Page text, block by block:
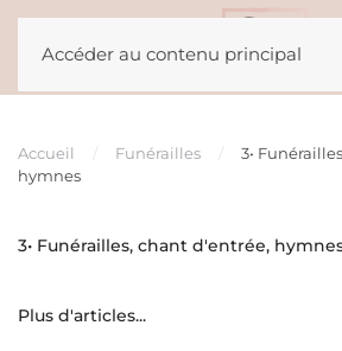
Accéder au contenu principal
Accueil Funérailles
3•
hymnes
3• Funérailles, chant d'entrée,
Plus d'articles...